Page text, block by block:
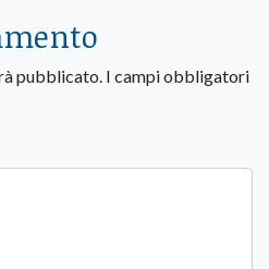
pubblicato. I campi obbligatori